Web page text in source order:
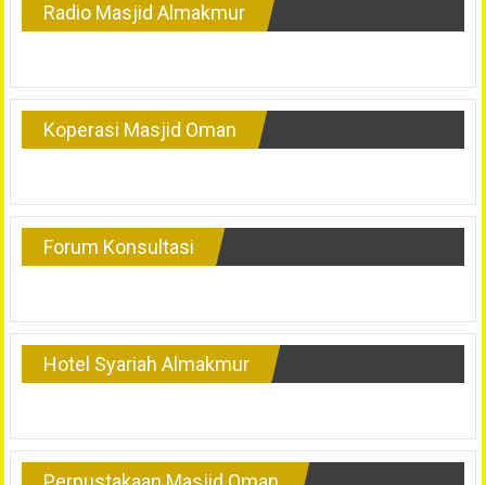
Radio Masjid Almakmur
Koperasi Masjid Oman
Forum Konsultasi
Hotel Syariah Almakmur